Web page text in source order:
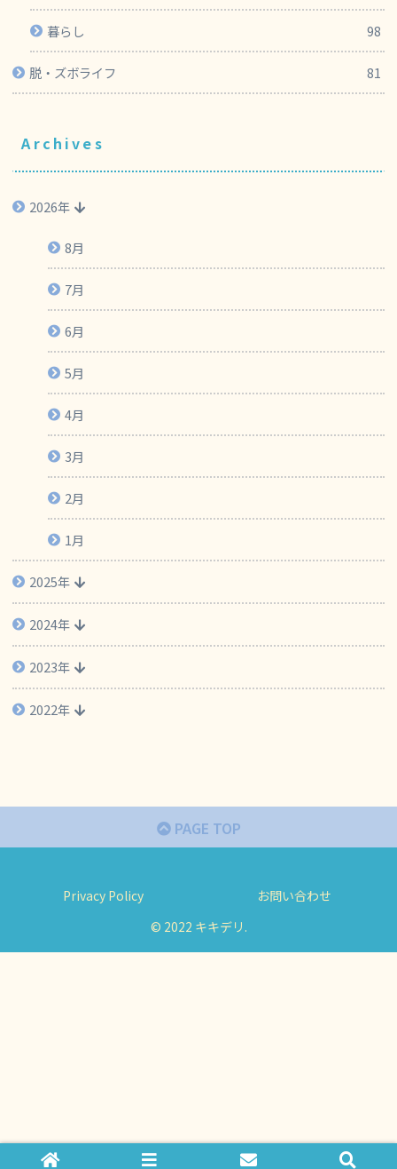
暮らし 98
脱・ズボライフ 81
Archives
2026年
8月
7月
6月
5月
4月
3月
2月
1月
2025年
2024年
2023年
2022年
PAGE TOP
Privacy Policy
お問い合わせ
© 2022 キキデリ.